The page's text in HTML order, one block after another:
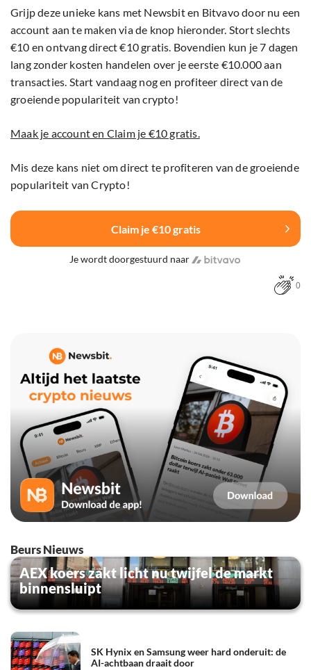
Grijp deze unieke kans met Newsbit en Bitvavo door nu een
account aan te maken via de knop hieronder. Stort slechts
€10 en ontvang direct €10 gratis. Bovendien kun je 7 dagen
lang zonder kosten handelen over je eerste €10.000 aan
transacties. Start vandaag nog en profiteer direct van de
groeiende populariteit van crypto!
Maak je account en Claim je €10 gratis.
Mis deze kans niet om direct te profiteren van de groeiende
populariteit van Crypto!
Claim je €10 gratis
Je wordt doorgestuurd naar
0
Beurs Nieuws
AEX koers zakt licht nu twijfel de markt
binnensluipt
SK Hynix en Samsung weer hard onderuit: de
AI-achtbaan draait door